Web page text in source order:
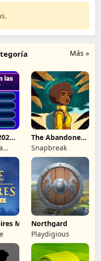
Más »
The Abandoned
Planet
Snapbreak
MobileNorthgard
Playdigious